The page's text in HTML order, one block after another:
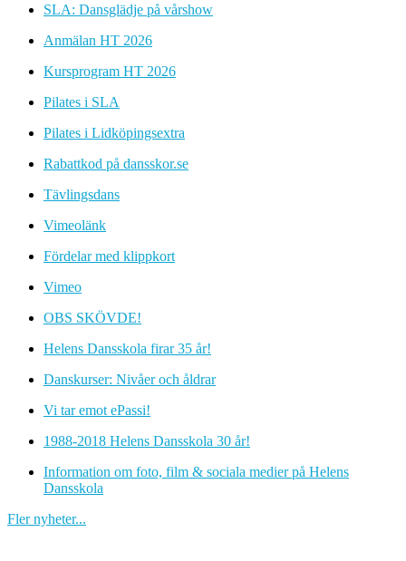
SLA: Dansglädje på vårshow
Anmälan HT 2026
Kursprogram HT 2026
Pilates i SLA
Pilates i Lidköpingsextra
Rabattkod på dansskor.se
Tävlingsdans
Vimeolänk
Fördelar med klippkort
Vimeo
OBS SKÖVDE!
Helens Dansskola firar 35 år!
Danskurser: Nivåer och åldrar
Vi tar emot ePassi!
1988-2018 Helens Dansskola 30 år!
Information om foto, film & sociala medier på Helens
Dansskola
Fler nyheter...